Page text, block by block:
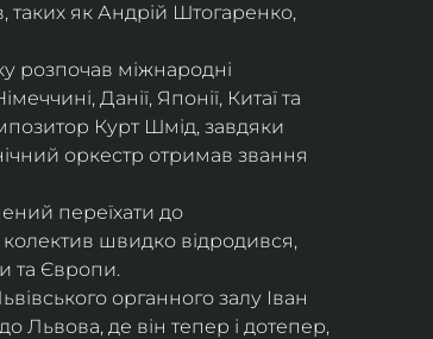
таких як Андрій Штогаренко,
розпочав міжнародні
Данії, Японії, Китаї та
Курт Шмід, завдяки
оркестр отримав звання
переїхати до
швидко відродився,
та Європи.
органного залу Іван
Львова, де він тепер і дотепер,